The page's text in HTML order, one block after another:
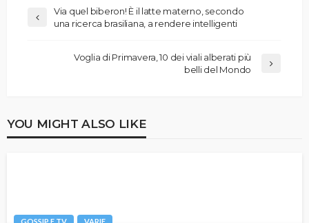
Via quel biberon! È il latte materno, secondo
una ricerca brasiliana, a rendere intelligenti
Voglia di Primavera, 10 dei viali alberati più
belli del Mondo
YOU MIGHT ALSO LIKE